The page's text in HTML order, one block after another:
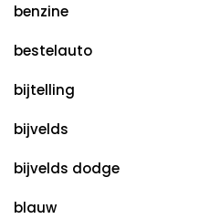
benzine
bestelauto
bijtelling
bijvelds
bijvelds dodge
blauw